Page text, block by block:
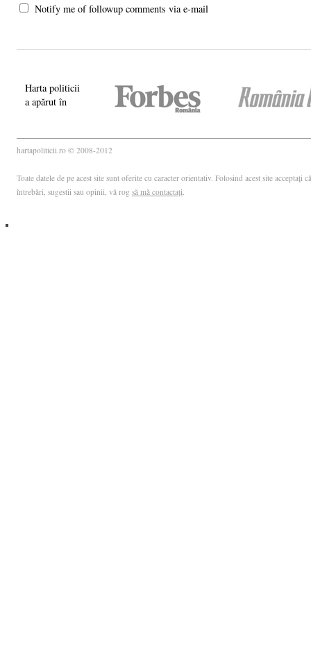
Notify me of followup comments via e-mail
Harta politicii
a apărut în
hartapoliticii.ro © 2008-2012
Toate datele de pe acest site sunt oferite cu caracter orientativ. Folosind acest site
întrebări, sugestii sau opinii, vă rog să mă contactați.